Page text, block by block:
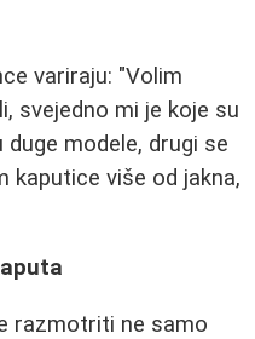
variraju: "Volim
svejedno mi je koje su
modele, drugi se
kaputice više od jakna,
razmotriti ne samo